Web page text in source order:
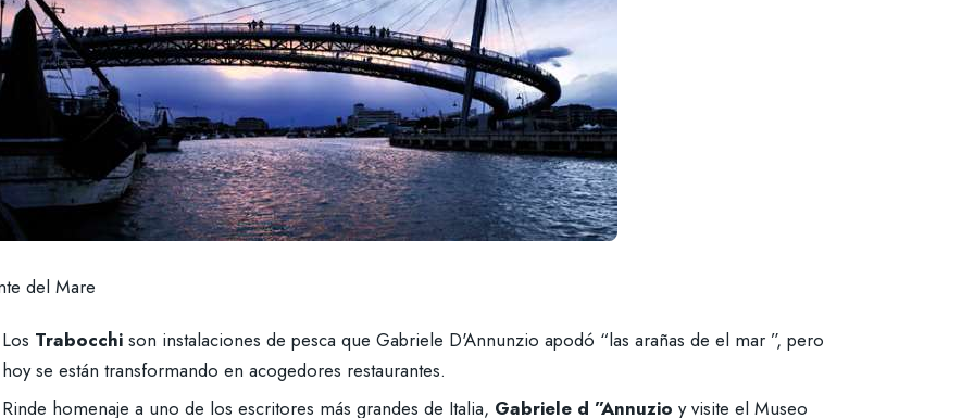
del Mare
Los Trabocchi son instalaciones de pesca que Gabriele D'Annunzio apodó “las arañas de el mar ”, pero
hoy se están transformando en acogedores restaurantes.
Rinde homenaje a uno de los escritores más grandes de Italia, Gabriele d ”Annuzio y visite el Museo